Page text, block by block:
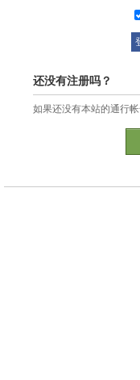
还没有注册吗？
如果还没有本站的通行